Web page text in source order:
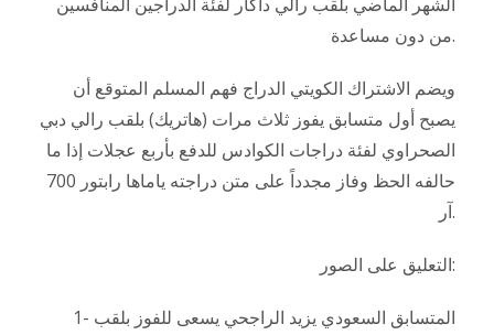
من دون مساعدة.
ويضم الاشتراك الكويتي الدراج فهم المسلم المتوقع أن
يصبح أول متسابق يفوز ثلاث مرات (هاتريك) بلقب رالي دبي
الصحراوي لفئة دراجات الكوادس للدفع بأربع عجلات إذا ما
حالفه الحظ وفاز مجدداً على متن دراجته ياماها رابتور 700
آر.
التعليق على الصور:
1- المتسابق السعودي يزيد الراجحي يسعى للفوز بلقب